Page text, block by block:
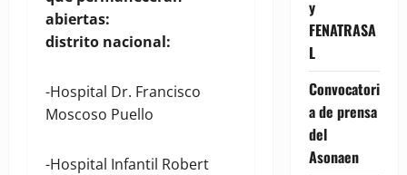
abiertas:
distrito nacional:
-Hospital Dr. Francisco
Moscoso Puello
-Hospital Infantil Robert
y
FENATRASA
L
Convocatori
a de prensa
del
Asonaen